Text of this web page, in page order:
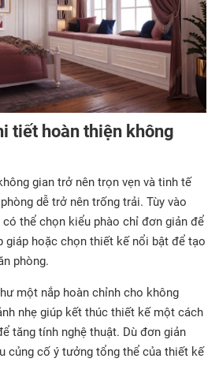
tiết hoàn thiện không
gian trở nên trọn vẹn và tinh tế
dễ trở nên trống trải. Tùy vào
thể chọn kiểu phào chỉ đơn giản để
giáp hoặc chọn thiết kế nổi bật để tạo
phòng.
một nắp hoàn chỉnh cho không
nhẹ giúp kết thúc thiết kế một cách
tăng tính nghệ thuật. Dù đơn giản
củng cố ý tưởng tổng thể của thiết kế